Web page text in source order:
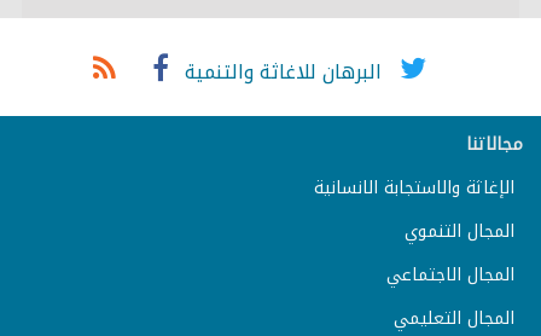
البرهان للاغاثة والتنمية
مجالاتنا
الإغاثة والاستجابة الانسانية
المجال التنموي
المجال الاجتماعي
المجال التعليمي